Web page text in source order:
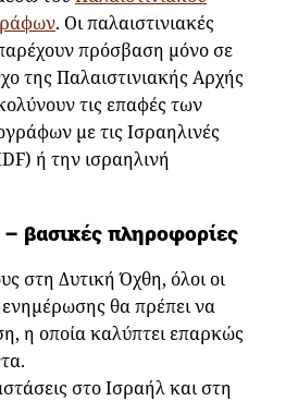
. Οι παλαιστινιακές
πρόσβαση μόνο σε
της Παλαιστινιακής Αρχής
τις επαφές των
με τις Ισραηλινές
ή την ισραηλινή
– βασικές πληροφορίες
στη Δυτική Όχθη, όλοι οι
θα πρέπει να
η οποία καλύπτει επαρκώς
στο Ισραήλ και στη